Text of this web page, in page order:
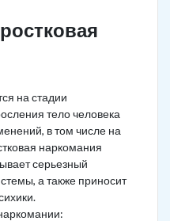
на стадии
тело человека
в том числе на
наркомания
серьезный
а также приносит